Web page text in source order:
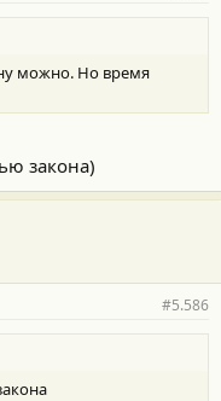
можно. Но время
закона)
#5.586